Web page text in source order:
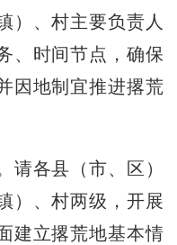
）、村主要负责人
、时间节点，确保
因地制宜推进撂荒
请各县（市、区）
）、村两级，开展
建立撂荒地基本情